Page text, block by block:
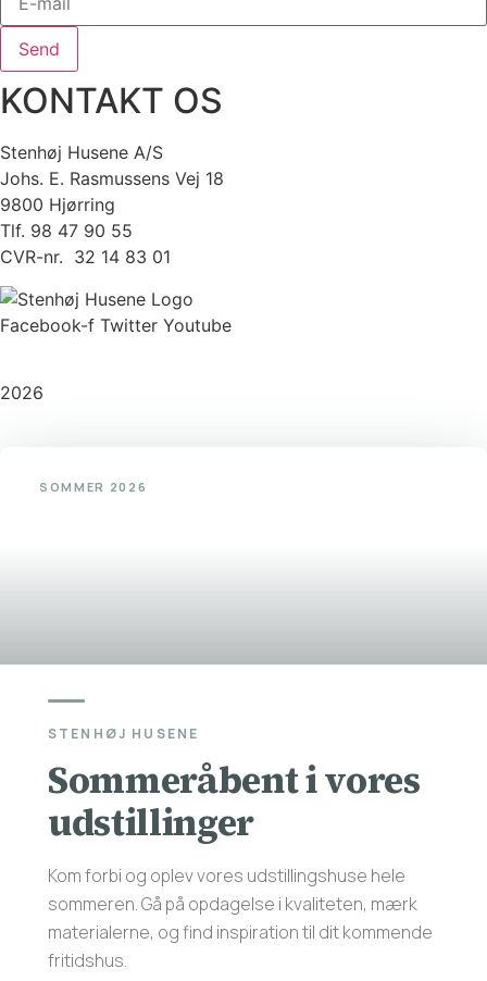
Send
KONTAKT OS
Stenhøj Husene A/S
Johs. E. Rasmussens Vej 18
9800 Hjørring
Tlf. 98 47 90 55
CVR-nr. 32 14 83 01
Facebook-f Twitter Youtube
2026
SOMMER 2026
STENHØJ HUSENE
Sommeråbent i vores
udstillinger
Kom forbi og oplev vores udstillingshuse hele
sommeren. Gå på opdagelse i kvaliteten, mærk
materialerne, og find inspiration til dit kommende
fritidshus.